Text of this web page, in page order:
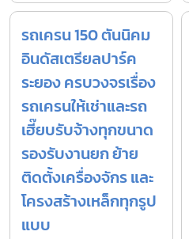
รถเครน 150 ตันนิคม
อินดัสเตรียลปาร์ค
ระยอง ครบวงจรเรื่อง
รถเครนให้เช่าและรถ
เฮี๊ยบรับจ้างทุกขนาด
รองรับงานยก ย้าย
ติดตั้งเครื่องจักร และ
โครงสร้างเหล็กทุกรูป
แบบ